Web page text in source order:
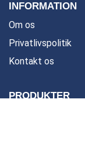
INFORMATION
Om os
Privatlivspolitik
Kontakt os
PRODUKTER